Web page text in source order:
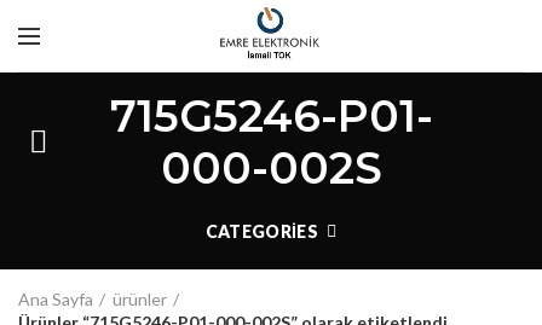
715G5246-P01-
000-002S
CATEGORIES
Ana Sayfa
ürünler